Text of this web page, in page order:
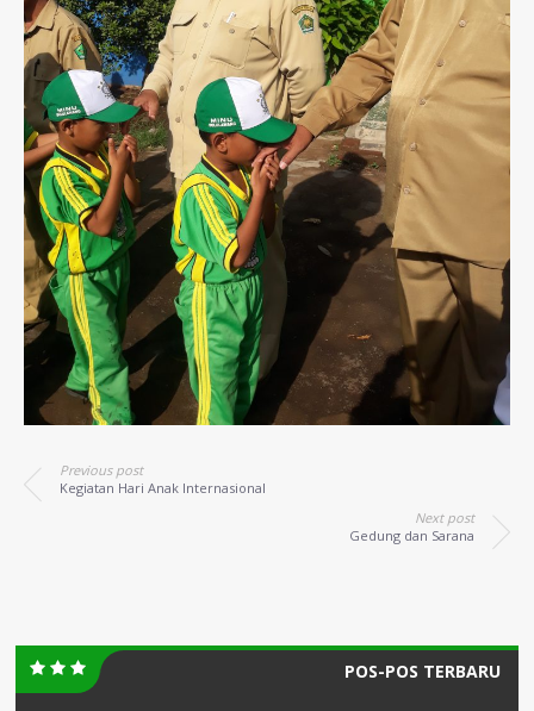
Previous post
Kegiatan Hari Anak Internasional
Next post
Gedung dan Sarana
POS-POS TERBARU